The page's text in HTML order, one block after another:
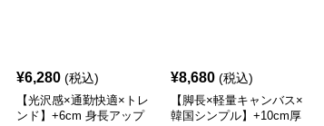
¥6,280 (税込)
【光沢感×通勤快適×トレ
ンド】+6cm 身長アップ
¥8,680 (税込)
【脚長×軽量キャンバス×
韓国シンプル】+10cm厚